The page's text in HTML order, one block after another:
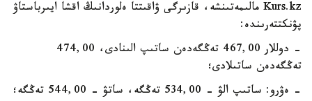
Kurs.kz مالىمەتىنشە، قازىرگى ۋاقىتتا ەلوردانىڭ اقشا ايىرباستاۋ
پۋنكتتەرىندە:
- دوللار 467,00 تەڭگەدەن ساتىپ الىنادى، 474,00
تەڭگەدەن ساتىلادى؛
- ەۋرو: ساتىپ الۋ - 534,00 تەڭگە، ساتۋ - 544,00 تەڭگە؛